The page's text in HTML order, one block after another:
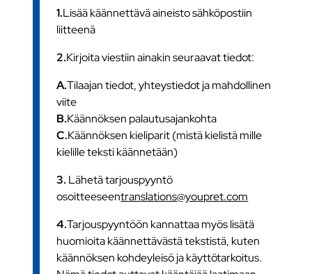
1.Lisää käännettävä aineisto sähköpostiin
liitteenä
2.Kirjoita viestiin ainakin seuraavat tiedot:
A.Tilaajan tiedot, yhteystiedot ja mahdollinen
viite
B.Käännöksen palautusajankohta
C.Käännöksen kieliparit (mistä kielistä mille
kielille teksti käännetään)
3. Lähetä tarjouspyyntö
osoitteeseentranslations@youpret.com
4.Tarjouspyyntöön kannattaa myös lisätä
huomioita käännettävästä tekstistä, kuten
käännöksen kohdeyleisö ja käyttötarkoitus.